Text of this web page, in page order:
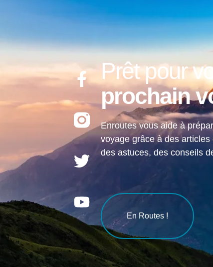
Prêt pour
prochain
Enroutes vous aide à
voyage grâce à des
des astuces, des conseils
En Routes !